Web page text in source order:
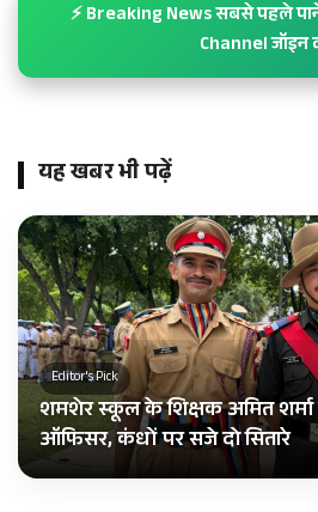
⚡ Breaking News सबसे पहले
Channel जॉइन
यह खबर भी पढ़ें
Editor's Pick
शमशेर स्कूल के शिक्षक अमित
ऑफिसर, कंधों पर सजे दो सितारे